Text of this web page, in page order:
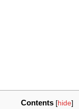
Contents [hide]